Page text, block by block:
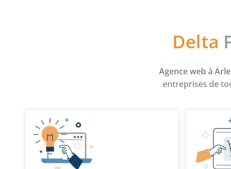
Delta
Agence web à
entreprises de